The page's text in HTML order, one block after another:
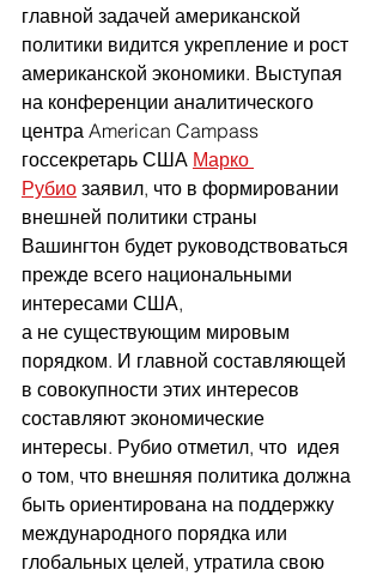
главной задачей американской
политики видится укрепление и рост
американской экономики. Выступая
на конференции аналитического
центра American Campass
госсекретарь США Марко
Рубио заявил, что в формировании
внешней политики страны
Вашингтон будет руководствоваться
прежде всего национальными
интересами США,
а не существующим мировым
порядком. И главной составляющей
в совокупности этих интересов
составляют экономические
интересы. Рубио отметил, что  идея
о том, что внешняя политика должна
быть ориентирована на поддержку
международного порядка или
глобальных целей, утратила свою